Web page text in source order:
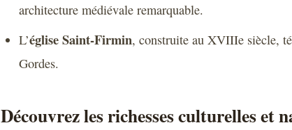
architecture médiévale remarquable.
L’église Saint-Firmin, construite au XVIIIe siècle,
Gordes.
Découvrez les richesses culturelles et